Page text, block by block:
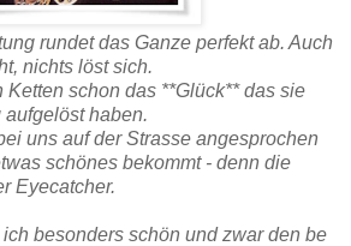
rundet das Ganze perfekt ab. Auch
nichts löst sich.
Ketten schon das **Glück** das sie
haben.
uns auf der Strasse angesprochen
schönes bekommt - denn die
Eyecatcher.
besonders schön und zwar den be